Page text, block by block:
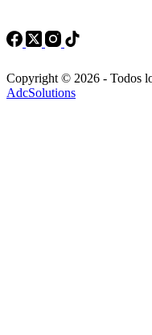
Copyright © 2026 - Todos
AdcSolutions